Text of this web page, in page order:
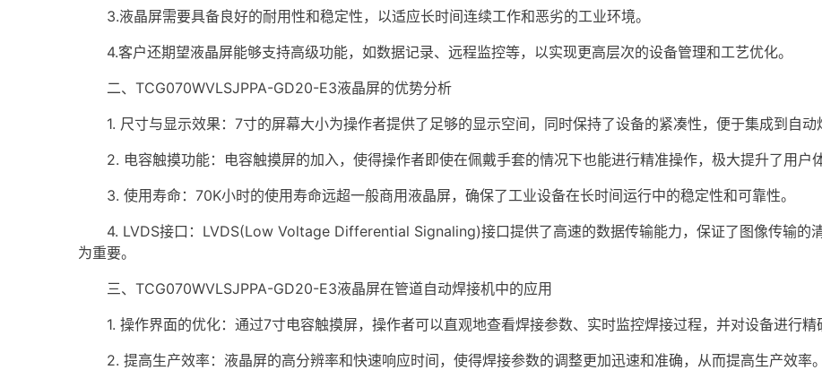
3.液晶屏需要具备良好的耐用性和稳定性，以适应长时间连续工作和恶劣的工业环境。
4.客户还期望液晶屏能够支持高级功能，如数据记录、远程监控等，以实现更高层次的设备管理和工艺优化。
二、TCG070WVLSJPPA-GD20-E3液晶屏的优势分析
1. 尺寸与显示效果：7寸的屏幕大小为操作者提供了足够的显示空间，同时保持了设备的紧凑性，便于集成到自动
2. 电容触摸功能：电容触摸屏的加入，使得操作者即使在佩戴手套的情况下也能进行精准操作，极大提升了用户体
3. 使用寿命：70K小时的使用寿命远超一般商用液晶屏，确保了工业设备在长时间运行中的稳定性和可靠性。
4. LVDS接口：LVDS(Low Voltage Differential Signaling)接口提供了高速的数据传输能力，保证了图像传输的
为重要。
三、TCG070WVLSJPPA-GD20-E3液晶屏在管道自动焊接机中的应用
1. 操作界面的优化：通过7寸电容触摸屏，操作者可以直观地查看焊接参数、实时监控焊接过程，并对设备进行精
2. 提高生产效率：液晶屏的高分辨率和快速响应时间，使得焊接参数的调整更加迅速和准确，从而提高生产效率。